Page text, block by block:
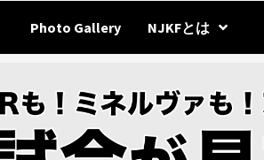
Photo Gallery NJKFとは